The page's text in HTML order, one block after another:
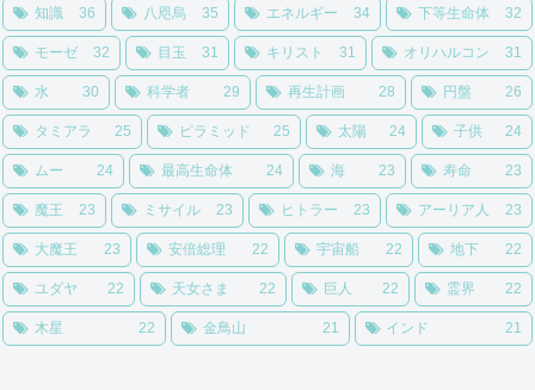
知識 36 八咫烏 35 エネルギー 34 下等生命体 32
モーゼ 32 目玉 31 キリスト 31 オリハルコン 31
水 30 科学者 29 再生計画 28 円盤 26
タミアラ 25 ピラミッド 25 太陽 24 子供 24
ムー 24 最高生命体 24 海 23 寿命 23
魔王 23 ミサイル 23 ヒトラー 23 アーリア人 23
大魔王 23 安倍総理 22 宇宙船 22 地下 22
ユダヤ 22 天女さま 22 巨人 22 霊界 22
木星 22 金鳥山 21 インド 21